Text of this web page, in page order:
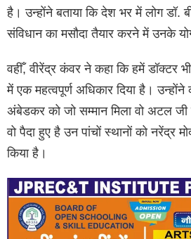
है। उन्होंने बताया कि देश भर में लोग डॉ.
संविधान का मसौदा तैयार करने में उनके
वहीँ, वीरेंद्र कंवर ने कहा कि हमें डॉक्टर
में एक महत्वपूर्ण अधिकार दिया है। उन्होंने
अंबेडकर को जो सम्मान मिला वो अटल
वो पैदा हुए है उन पांचों स्थानों को नरेंद्र
किया है।